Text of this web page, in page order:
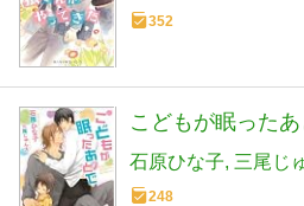
352
こどもが眠った
石原ひな子 三尾じ
248